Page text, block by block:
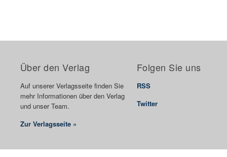
Über den Verlag
Auf unserer Verlagsseite finden Sie
mehr Informationen über den Verlag
und unser Team.
Zur Verlagsseite »
Folgen Sie uns
RSS
Twitter